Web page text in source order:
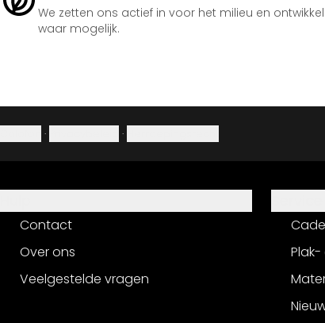
We zetten ons actief in voor het milieu en
waar mogelijk.
· ·
Contact
Over ons
Veelgestelde vragen